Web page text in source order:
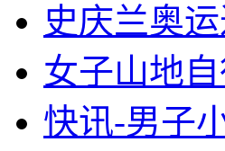
史庆兰奥
女子山地
快讯-男子